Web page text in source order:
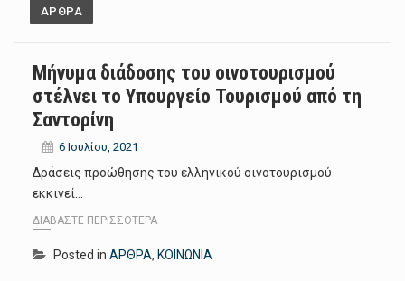
ΑΡΘΡΑ
Μήνυμα διάδοσης του οινοτουρισμού
στέλνει το Υπουργείο Τουρισμού από τη
Σαντορίνη
6 Ιουλίου, 2021
Δράσεις προώθησης του ελληνικού οινοτουρισμού
εκκινεί…
ΔΙΑΒΆΣΤΕ ΠΕΡΙΣΣΌΤΕΡΑ
Posted in ΑΡΘΡΑ, ΚΟΙΝΩΝΙΑ